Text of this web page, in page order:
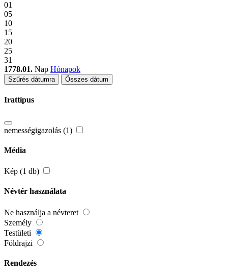
01
05
10
15
20
25
31
1778.01. Nap Hónapok
Szűrés dátumra Összes dátum
Irattípus
nemességigazolás (1)
Média
Kép (1 db)
Névtér használata
Ne használja a névteret
Személy
Testületi
Földrajzi
Rendezés